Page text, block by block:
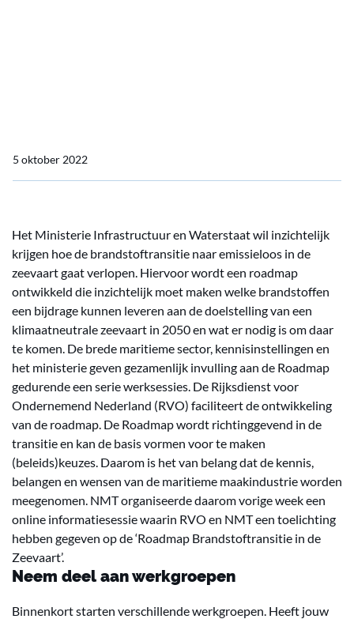
5 oktober 2022
Het Ministerie Infrastructuur en Waterstaat wil inzichtelijk
krijgen hoe de brandstoftransitie naar emissieloos in de
zeevaart gaat verlopen. Hiervoor wordt een roadmap
ontwikkeld die inzichtelijk moet maken welke brandstoffen
een bijdrage kunnen leveren aan de doelstelling van een
klimaatneutrale zeevaart in 2050 en wat er nodig is om daar
te komen. De brede maritieme sector, kennisinstellingen en
het ministerie geven gezamenlijk invulling aan de Roadmap
gedurende een serie werksessies. De Rijksdienst voor
Ondernemend Nederland (RVO) faciliteert de ontwikkeling
van de roadmap. De Roadmap wordt richtinggevend in de
transitie en kan de basis vormen voor te maken
(beleids)keuzes. Daarom is het van belang dat de kennis,
belangen en wensen van de maritieme maakindustrie worden
meegenomen. NMT organiseerde daarom vorige week een
online informatiesessie waarin RVO en NMT een toelichting
hebben gegeven op de ‘Roadmap Brandstoftransitie in de
Zeevaart’.
Neem deel aan werkgroepen
Binnenkort starten verschillende werkgroepen. Heeft jouw